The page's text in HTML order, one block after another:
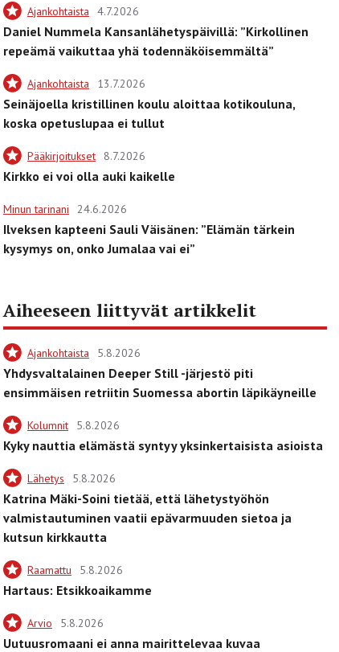
Ajankohtaista 4.7.2026
Daniel Nummela Kansanlähetyspäivillä: ”Kirkollinen
repeämä vaikuttaa yhä todennäköisemmältä”
Ajankohtaista 13.7.2026
Seinäjoella kristillinen koulu aloittaa kotikouluna,
koska opetuslupaa ei tullut
Pääkirjoitukset 8.7.2026
Kirkko ei voi olla auki kaikelle
Minun tarinani 24.6.2026
Ilveksen kapteeni Sauli Väisänen: ”Elämän tärkein
kysymys on, onko Jumalaa vai ei”
Aiheeseen liittyvät artikkelit
Ajankohtaista 5.8.2026
Yhdysvaltalainen Deeper Still -järjestö piti
ensimmäisen retriitin Suomessa abortin läpikäyneille
Kolumnit 5.8.2026
Kyky nauttia elämästä syntyy yksinkertaisista asioista
Lähetys 5.8.2026
Katrina Mäki-Soini tietää, että lähetystyöhön
valmistautuminen vaatii epävarmuuden sietoa ja
kutsun kirkkautta
Raamattu 5.8.2026
Hartaus: Etsikkoaikamme
Arvio 5.8.2026
Uutuusromaani ei anna mairittelevaa kuvaa